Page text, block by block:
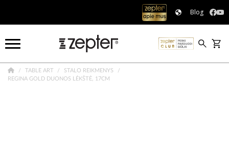
Blog
TABLE ART
STALO REIKMENYS
REGINA GOLD DUONOS LĖKŠTĖ, 17CM